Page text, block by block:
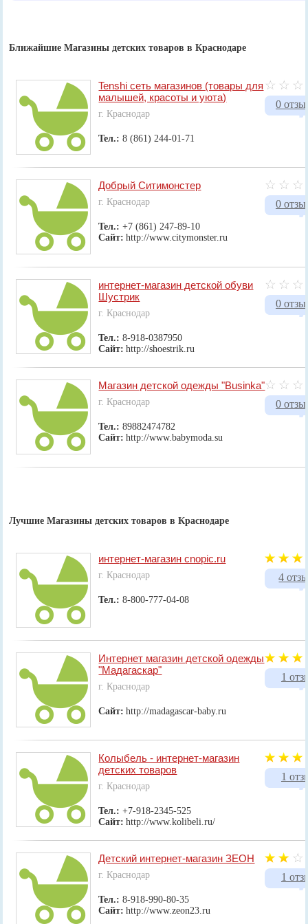
Ближайшие Магазины детских товаров в Краснодаре
0
Tenshi сеть магазинов (товары для
малышей, красоты и уюта)
г. Краснодар
Тел.:8 (861) 244-01-71
0
Добрый Ситимонстер
г. Краснодар
Тел.:+7 (861) 247-89-10
Сайт: http://www.citymonster.ru
0
интернет-магазин детской обуви
Шустрик
г. Краснодар
Тел.:8-918-0387950
Сайт: http://shoestrik.ru
0
Магазин детской одежды "Businka"
г. Краснодар
Тел.:89882474782
Сайт: http://www.babymoda.su
Лучшие Магазины детских товаров в Краснодаре
4
интернет-магазин cnopic.ru
г. Краснодар
Тел.:8-800-777-04-08
1
Интернет магазин детской одежды
"Мадагаскар"
г. Краснодар
Сайт: http://madagascar-baby.ru
1
Колыбель - интернет-магазин
детских товаров
г. Краснодар
Тел.:+7-918-2345-525
Сайт: http://www.kolibeli.ru/
1
Детский интернет-магазин ЗЕОН
г. Краснодар
Тел.:8-918-990-80-35
Сайт: http://www.zeon23.ru